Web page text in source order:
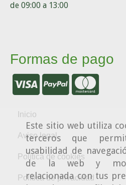
Este sitio web utiliza
terceros que
usabilidad de
de la web y
relacionada con tus
de 09:00 a 13:00
Formas de pago
Inicio
Aviso legal
Política de cookies
Política de privacidad